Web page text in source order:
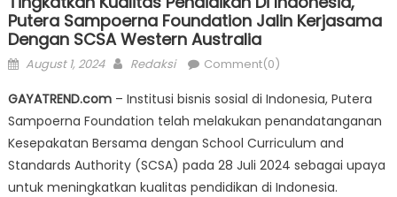
Putera Sampoerna Foundation Jalin Kerjasama
Dengan SCSA Western Australia
Posted
August 1, 2024 Author
Redaksi Comment(0)
GAYATREND.com– Institusi bisnis sosial di Indonesia, Putera
Sampoerna Foundation telah melakukan penandatanganan
Kesepakatan Bersama dengan School Curriculum and
Standards Authority (SCSA) pada 28 Juli 2024 sebagai upaya
untuk meningkatkan kualitas pendidikan di Indonesia.